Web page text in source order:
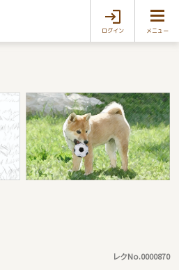
ログイン メニュー
レクNo.0000870